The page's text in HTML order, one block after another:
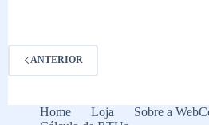
consumo
de
energia?
ANTERIOR
Home Loja
Sobre a